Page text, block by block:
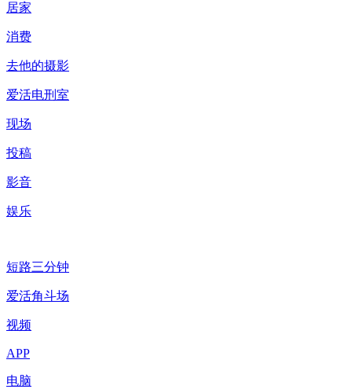
居家
消费
去他的摄影
爱活电刑室
现场
投稿
影音
娱乐
短路三分钟
爱活角斗场
视频
APP
电脑